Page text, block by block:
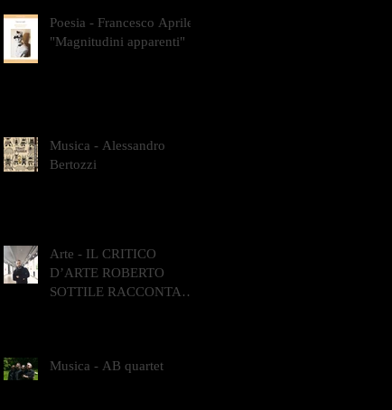
Poesia - Francesco Aprile -
"Magnitudini apparenti"
Musica - Alessandro
Bertozzi
Arte - IL CRITICO
D’ARTE ROBERTO
SOTTILE RACCONTA
Musica - AB quartet